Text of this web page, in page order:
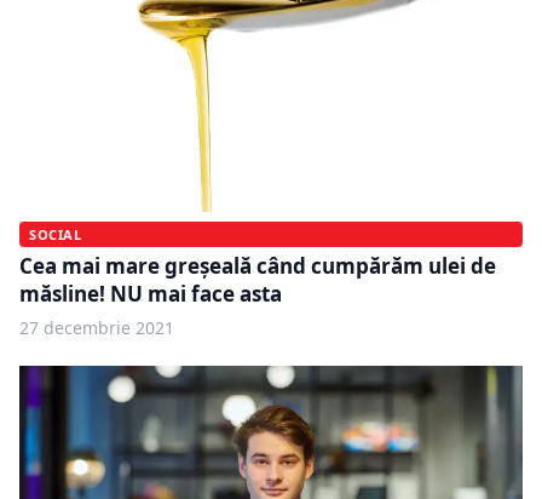
SOCIAL
Cea mai mare greșeală când cumpărăm ulei de
măsline! NU mai face asta
27 decembrie 2021